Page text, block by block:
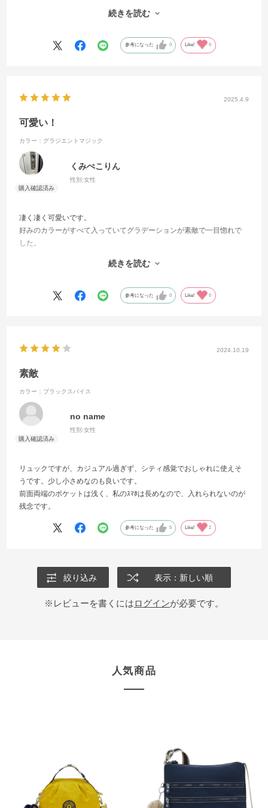
ました。中のポケットやキーチェーンも、安心して使えるし、何より
続きを読む
参考になった 0 Like! 0
2025.4.9
可愛い！
カラー：グラジエントマジック
くみぺこりん
性別:女性
凄く凄く可愛いです。
好みのカラーがすべて入っていてグラデーションが素敵で一目惚れで
した。
でも可愛いものが大好きな気持ちは止められず…
たくさん持ちます！
続きを読む
参考になった 0 Like! 0
2024.10.19
素敵
カラー：ブラックスパイス
no name
性別:女性
リュックですが、カジュアル過ぎず、シティ感覚でおしゃれに使えそ
うです。少し小さめなのも良いです。
前面両端のポケットは浅く、私のｽﾏﾎは長めなので、入れられないのが
残念です。
参考になった 5 Like! 2
絞り込み 表示：新しい順
※レビューを書くにはログインが必要です。
人気商品